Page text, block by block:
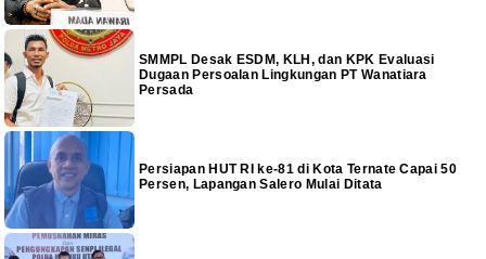
SMMPL Desak ESDM, KLH, dan KPK Evaluasi
Dugaan Persoalan Lingkungan PT Wanatiara
Persada
Persiapan HUT RI ke-81 di Kota Ternate Capai 50
Persen, Lapangan Salero Mulai Ditata